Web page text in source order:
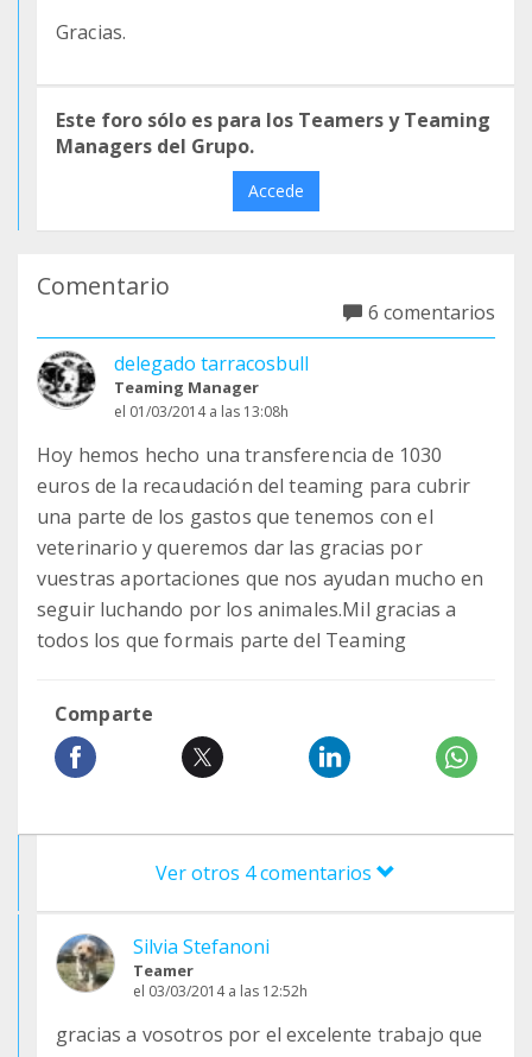
Gracias.
Este foro sólo es para los Teamers y Teaming
Managers del Grupo.
Accede
Comentario
6 comentarios
delegado tarracosbull
Teaming Manager
el 01/03/2014 a las 13:08h
Hoy hemos hecho una transferencia de 1030
euros de la recaudación del teaming para cubrir
una parte de los gastos que tenemos con el
veterinario y queremos dar las gracias por
vuestras aportaciones que nos ayudan mucho en
seguir luchando por los animales.Mil gracias a
todos los que formais parte del Teaming
Comparte
Ver otros 4 comentarios
Silvia Stefanoni
Teamer
el 03/03/2014 a las 12:52h
gracias a vosotros por el excelente trabajo que